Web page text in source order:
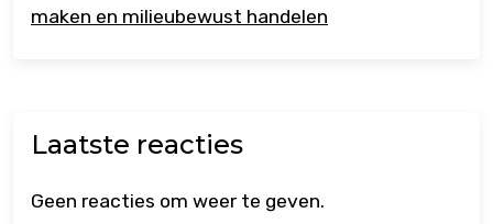
maken en milieubewust handelen
Laatste reacties
Geen reacties om weer te geven.